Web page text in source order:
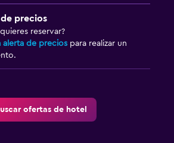
comunes
precios
reservar?
alerta de precios para realizar un
ofertas de hotel